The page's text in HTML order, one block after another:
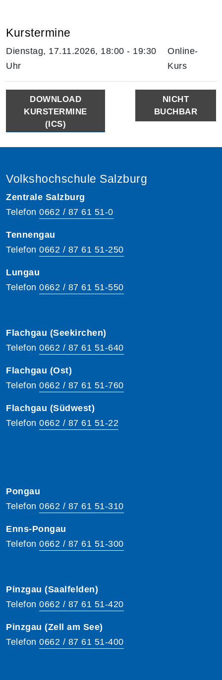
Kurstermine
Dienstag, 17.11.2026, 18:00 - 19:30
Uhr
Online-
Kurs
DOWNLOAD
KURSTERMINE
(ICS)
NICHT
BUCHBAR
Volkshochschule Salzburg
Zentrale Salzburg
Telefon 0662 / 87 61 51-0
Tennengau
Telefon 0662 / 87 61 51-250
Lungau
Telefon 0662 / 87 61 51-550
Flachgau (Seekirchen)
Telefon 0662 / 87 61 51-640
Flachgau (Ost)
Telefon 0662 / 87 61 51-760
Flachgau (Südwest)
Telefon 0662 / 87 61 51-22
Pongau
Telefon 0662 / 87 61 51-310
Enns-Pongau
Telefon 0662 / 87 61 51-300
Pinzgau (Saalfelden)
Telefon 0662 / 87 61 51-420
Pinzgau (Zell am See)
Telefon 0662 / 87 61 51-400